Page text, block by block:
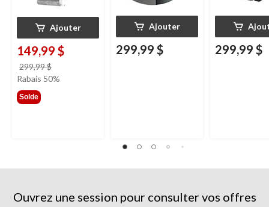
Ajouter
149,99 $
299,99 $
était
Rabais 50%
Solde
Ajouter
299,99 $ 299,99 $
Ouvrez une session pour consulter vos offres